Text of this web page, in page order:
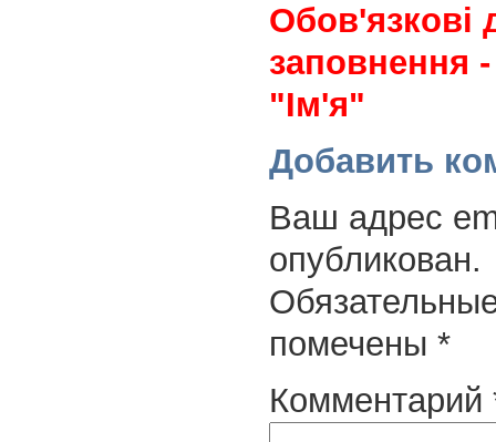
Обов'язкові
заповнення
"Ім'я"
Добавить
Ваш адрес
опубликован.
помечены *
Комментарий